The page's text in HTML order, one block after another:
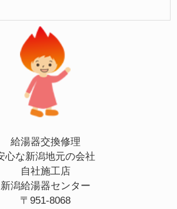
給湯器交換修理
心な新潟地元の会社
自社施工店
新潟給湯器センター
〒951-8068